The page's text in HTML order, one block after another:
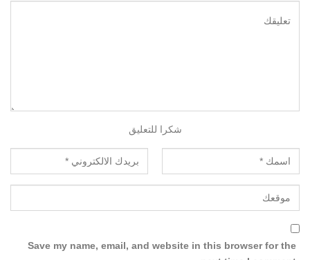
شكرا للتعليق
Save my name, email, and website in this browser for the